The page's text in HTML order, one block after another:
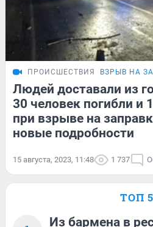
ПРОИСШЕСТВИЯ ВЗРЫВ НА
Людей доставали из
30 человек погибли и
при взрыве на
новые подробности
15 августа, 2023, 11:48 1 737
ТОП 5
Из бармена в